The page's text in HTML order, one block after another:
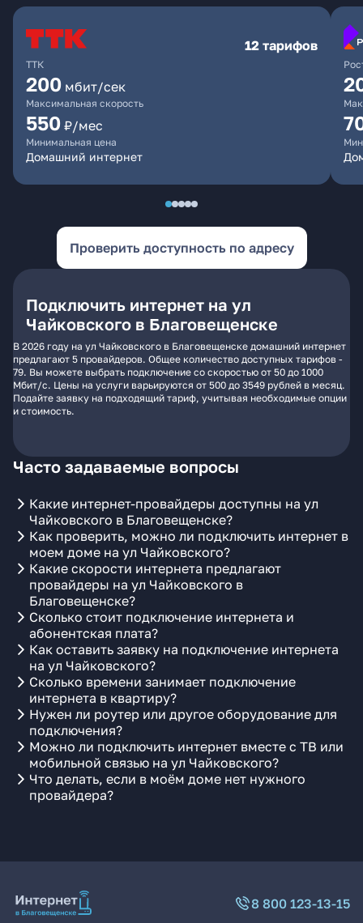
ТТК
12 тарифов
200 мбит/сек
Максимальная скорость
550 ₽/мес
Минимальная цена
Домашний интернет
Проверить доступность по адресу
Подключить интернет на ул
Чайковского в Благовещенске
В 2026 году на ул Чайковского в Благовещенске домашний интернет
предлагают 5 провайдеров. Общее количество доступных тарифов -
79. Вы можете выбрать подключение со скоростью от 50 до 1000
Мбит/с. Цены на услуги варьируются от 500 до 3549 рублей в месяц.
Подайте заявку на подходящий тариф, учитывая необходимые опции
и стоимость.
Часто задаваемые вопросы
Какие интернет-провайдеры доступны на ул
Чайковского в Благовещенске?
Как проверить, можно ли подключить интернет в
моем доме на ул Чайковского?
Какие скорости интернета предлагают
провайдеры на ул Чайковского в
Благовещенске?
Сколько стоит подключение интернета и
абонентская плата?
Как оставить заявку на подключение интернета
на ул Чайковского?
Сколько времени занимает подключение
интернета в квартиру?
Нужен ли роутер или другое оборудование для
подключения?
Можно ли подключить интернет вместе с ТВ или
мобильной связью на ул Чайковского?
Что делать, если в моём доме нет нужного
провайдера?
8 800 123-13-15